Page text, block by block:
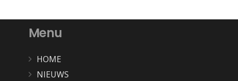
Menu
HOME
NIEUWS